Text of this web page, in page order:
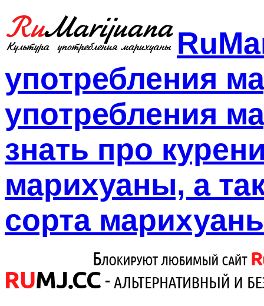
употребления
употребления
знать про
марихуаны, а
сорта